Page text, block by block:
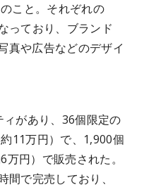
こと。それぞれの
っており、ブランド
真や広告などのデザイ
があり、36個限定の
11万円）で、1,900個
円）で販売された。
で完売しており、